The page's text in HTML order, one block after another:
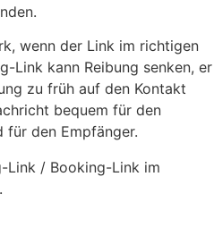
wenn der Link im richtigen
Link kann Reibung senken, er
zu früh auf den Kontakt
bequem für den
für den Empfänger.